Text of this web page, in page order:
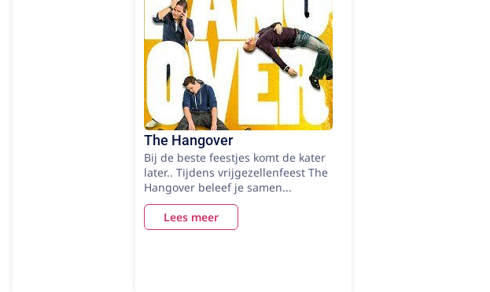
The Hangover
Bij de beste feestjes komt de kater
later.. Tijdens vrijgezellenfeest The
Hangover beleef je samen...
Lees meer